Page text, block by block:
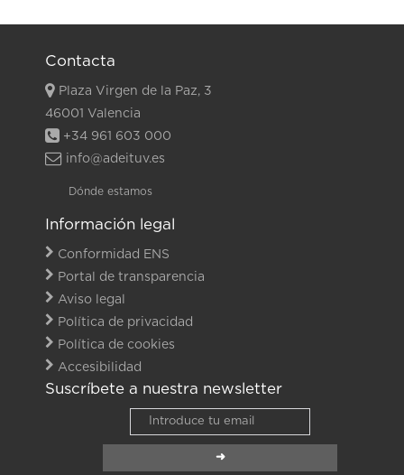
Contacta
Plaza Virgen de la Paz, 3
46001 Valencia
+34 961 603 000
info@adeituv.es
Dónde estamos
Información legal
Conformidad ENS
Portal de transparencia
Aviso legal
Política de privacidad
Política de cookies
Accesibilidad
Suscríbete a nuestra newsletter